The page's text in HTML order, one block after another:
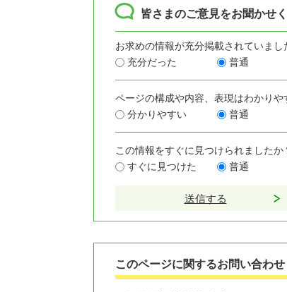
皆さまのご意見をお聞かせ
お求めの情報が充分掲載されていまし
充分だった
普通
ページの構成や内容、表現はわかりや
分かりやすい
普通
この情報をすぐに見つけられましたか
すぐに見つけた
普通
このページに関するお問い合わせ